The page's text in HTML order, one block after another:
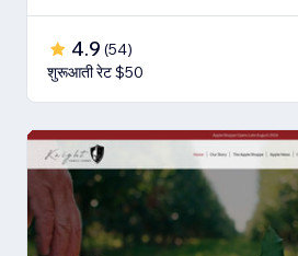
4.9 (54)
शुरूआती रेट $50